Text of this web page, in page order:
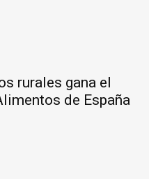
rurales gana el
de España